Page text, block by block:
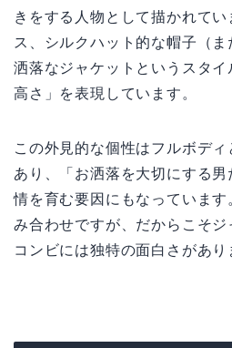
きをする人物として描かれて
ス、シルクハット的な帽子（
洒落なジャケットというスタ
高さ」を表現しています。
この外見的な個性はフルボデ
あり、「お洒落を大切にする
情を育む要因にもなっています
み合わせですが、だからこそ
コンビには独特の面白さがあり